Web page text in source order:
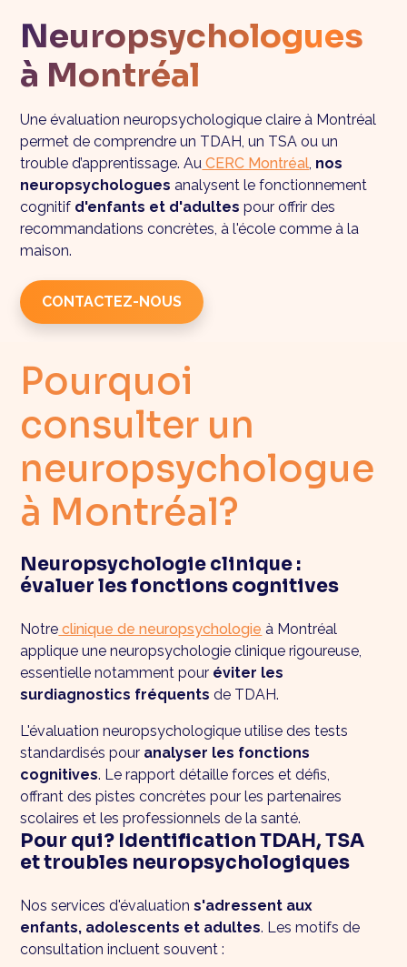
Neuropsychologues
à Montréal
Une évaluation neuropsychologique claire à Montréal
permet de comprendre un TDAH, un TSA ou un
trouble d’apprentissage. Au CERC Montréal, nos
neuropsychologues analysent le fonctionnement
cognitif d'enfants et d'adultes pour offrir des
recommandations concrètes, à l'école comme à la
maison.
CONTACTEZ-NOUS
Pourquoi
consulter un
neuropsychologue
à Montréal?
Neuropsychologie clinique :
évaluer les fonctions cognitives
Notre clinique de neuropsychologie à Montréal
applique une neuropsychologie clinique rigoureuse,
essentielle notamment pour éviter les
surdiagnostics fréquentsde TDAH.
L'évaluation neuropsychologique utilise des tests
standardisés pour analyser les fonctions
cognitives. Le rapport détaille forces et défis,
offrant des pistes concrètes pour les partenaires
scolaires et les professionnels de la santé.
Pour qui? Identification TDAH, TSA
et troubles neuropsychologiques
Nos services d'évaluations'adressent aux
enfants, adolescents et adultes. Les motifs de
consultation incluent souvent :